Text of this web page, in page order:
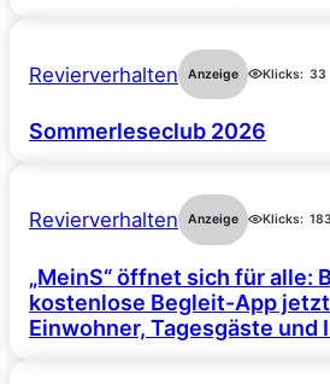
Revierverhalten Anzeige Klicks: 33
Sommerleseclub 2026
Revierverhalten Anzeige Klicks: 183
„MeinS“ öffnet sich für alle:
kostenlose Begleit-App
Einwohner, Tagesgäste